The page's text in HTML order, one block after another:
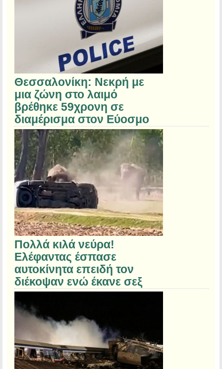
Θεσσαλονίκη: Νεκρή με
μια ζώνη στο λαιμό
βρέθηκε 59χρονη σε
διαμέρισμα στον Εύοσμο
Πολλά κιλά νεύρα!
Ελέφαντας έσπασε
αυτοκίνητα επειδή τον
διέκοψαν ενώ έκανε σεξ